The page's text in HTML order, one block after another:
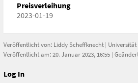
Preisverleihung
2023-01-19
Veröffentlicht von: Liddy Scheffknecht|
Veröffentlicht am: 20. Januar 2023, 16:55 |
Log In